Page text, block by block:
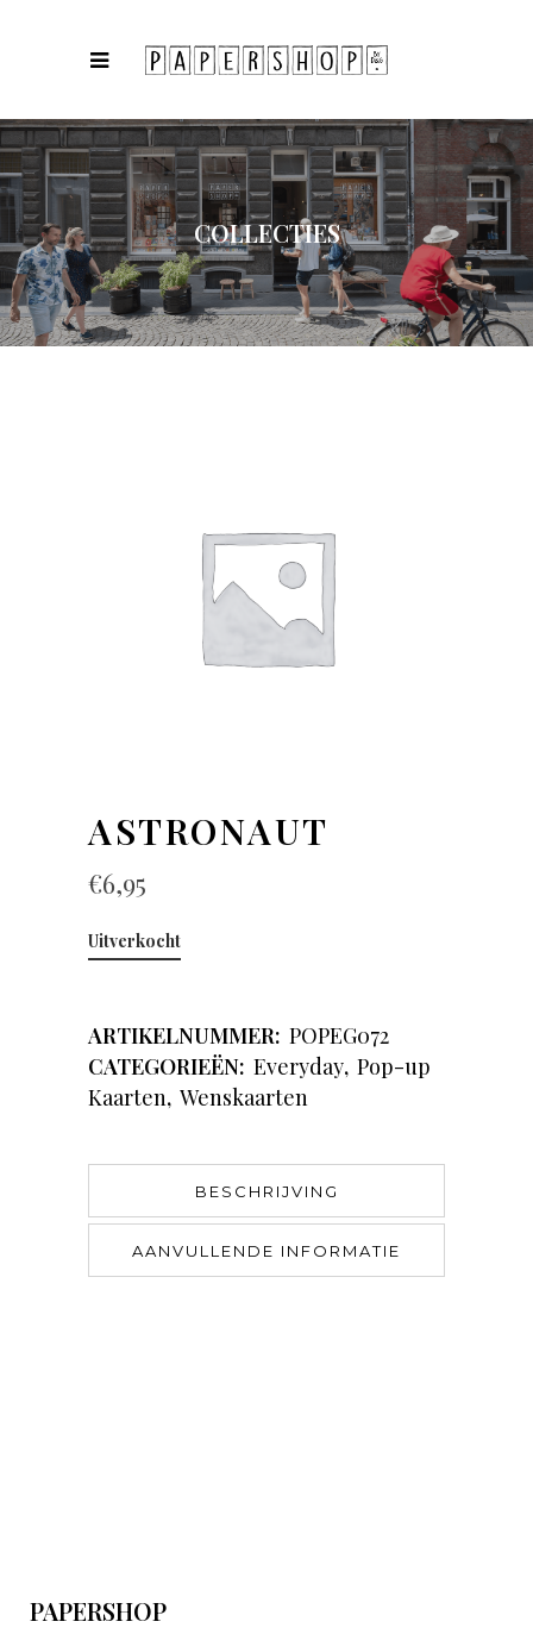
COLLECTIES
ASTRONAUT
€6,95
Uitverkocht
ARTIKELNUMMER: POPEG072
CATEGORIEËN: Everyday, Pop-up
Kaarten, Wenskaarten
BESCHRIJVING
AANVULLENDE INFORMATIE
PAPERSHOP